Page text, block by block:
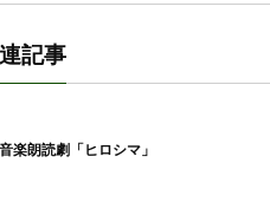
記事
楽朗読劇「ヒロシマ」